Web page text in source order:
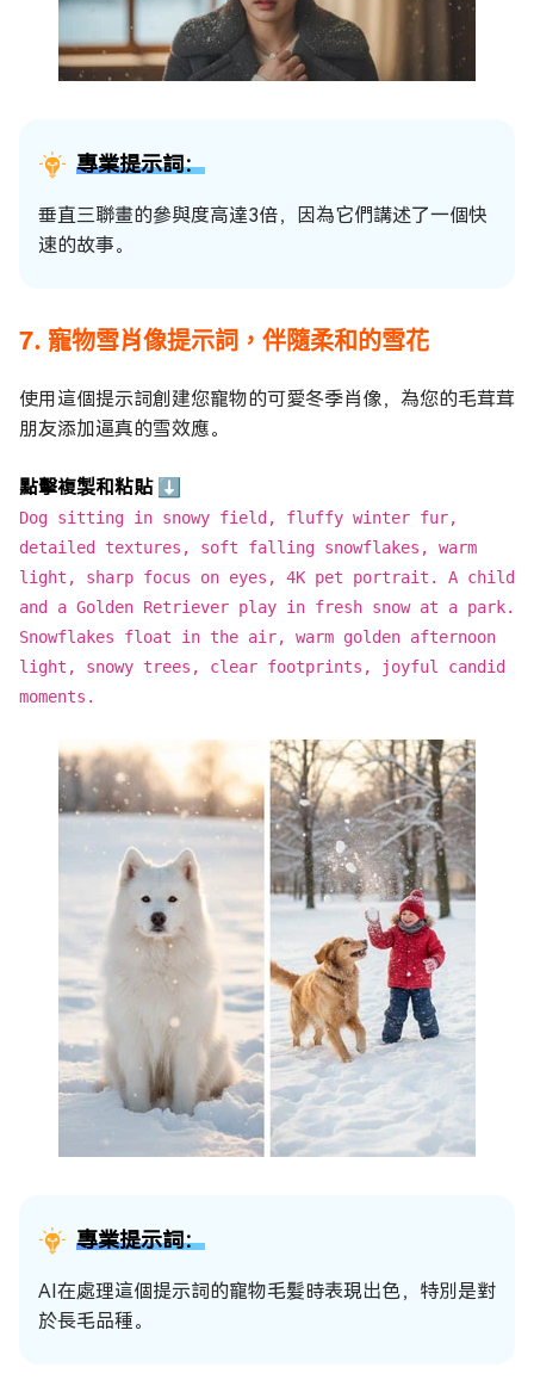
專業提示詞：
垂直三聯畫的參與度高達3倍，因為它們講述了一個快
速的故事。
7. 寵物雪肖像提示詞，伴隨柔和的雪花
使用這個提示詞創建您寵物的可愛冬季肖像，為您的毛茸茸
朋友添加逼真的雪效應。
點擊複製和粘貼 ⬇
Dog sitting in snowy field, fluffy winter fur,
detailed textures, soft falling snowflakes, warm
light, sharp focus on eyes, 4K pet portrait. A child
and a Golden Retriever play in fresh snow at a park.
Snowflakes float in the air, warm golden afternoon
light, snowy trees, clear footprints, joyful candid
moments.
專業提示詞：
AI在處理這個提示詞的寵物毛髮時表現出色，特別是對
於長毛品種。